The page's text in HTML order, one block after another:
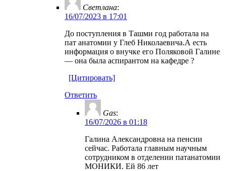
Светлана:
16/07/2023 в 17:01
До поступления в Ташми год работала на
пат анатомии у Глеб Николаевича.А есть
информация о внучке его Поляковой Галине
— она была аспирантом на кафедре ?
[Цитировать]
Ответить
Gas:
16/07/2026 в 01:18
Галина Александровна на пенсии
сейчас. Работала главным научным
сотрудником в отделении патанатомии
МОНИКИ. Ей 86 лет